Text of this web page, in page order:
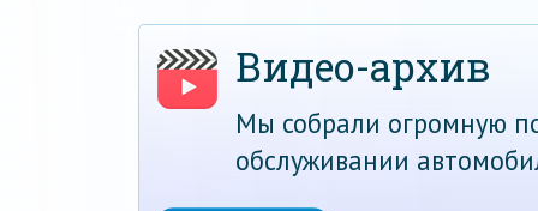
Видео-архив
Мы собрали огромную
обслуживании